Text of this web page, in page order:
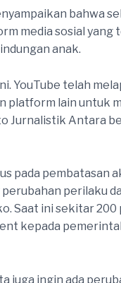
bahwa
media sosial yang
anak.
YouTube telah
platform lain untuk
Jurnalistik Antara
pada pembatasan
perilaku
Saat ini sekitar
kepada
juga ingin ada